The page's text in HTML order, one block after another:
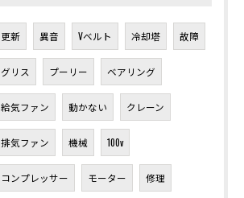
更新 異音 Vベルト 冷却塔 故障
グリス プーリー ベアリング
給気ファン 動かない クレーン
排気ファン 機械 100v
コンプレッサー モーター 修理